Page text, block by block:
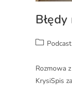
Podcast
Rozmowa
KrysiSpis